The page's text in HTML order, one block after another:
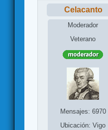
Celacanto
Moderador
Veterano
Mensajes: 6970
Ubicación: Vigo